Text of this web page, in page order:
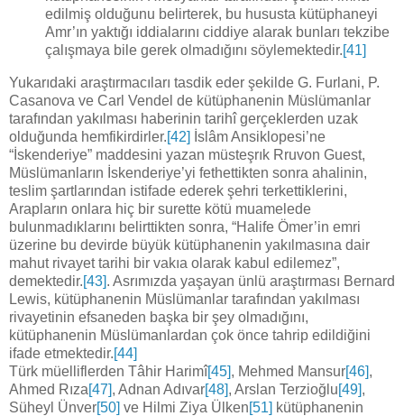
edilmiş olduğunu belirterek, bu hususta kütüphaneyi
Amr’ın yaktığı iddialarını ciddiye alarak bunları tekzibe
çalışmaya bile gerek olmadığını söylemektedir.[41]
Yukarıdaki araştırmacıları tasdik eder şekilde G. Furlani, P.
Casanova ve Carl Vendel de kütüphanenin Müslümanlar
tarafından yakılması haberinin tarihî gerçeklerden uzak
olduğunda hemfikirdirler.[42] İslâm Ansiklopesi’ne
“İskenderiye” maddesini yazan müsteşrık Rruvon Guest,
Müslümanların İskenderiye’yi fethettikten sonra ahalinin,
teslim şartlarından istifade ederek şehri terkettiklerini,
Arapların onlara hiç bir surette kötü muamelede
bulunmadıklarını belirttikten sonra, “Halife Ömer’in emri
üzerine bu devirde büyük kütüphanenin yakılmasına dair
mahut rivayet tarihi bir vakıa olarak kabul edilemez”,
demektedir.[43]. Asrımızda yaşayan ünlü araştırması Bernard
Lewis, kütüphanenin Müslümanlar tarafından yakılması
rivayetinin efsaneden başka bir şey olmadığını,
kütüphanenin Müslümanlardan çok önce tahrip edildiğini
ifade etmektedir.[44]
Türk müelliflerden Tâhir Harimî[45], Mehmed Mansur[46],
Ahmed Rıza[47], Adnan Adıvar[48], Arslan Terzioğlu[49],
Süheyl Ünver[50] ve Hilmi Ziya Ülken[51] kütüphanenin